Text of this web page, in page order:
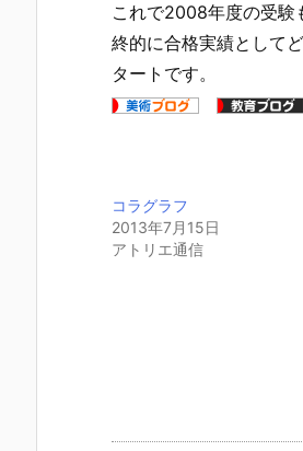
これで2008年度の受験
終的に合格実績として
タートです。
コラグラフ
2013年7月15日
アトリエ通信